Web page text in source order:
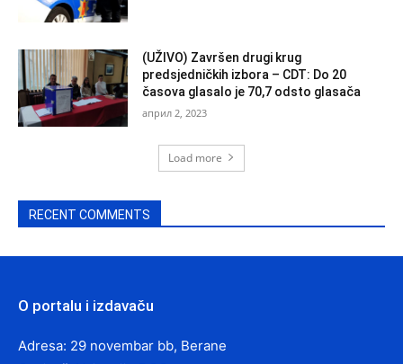
(UŽIVO) Završen drugi krug
predsjedničkih izbora – CDT: Do 20
časova glasalo je 70,7 odsto glasača
април 2, 2023
Load more
RECENT COMMENTS
O portalu i izdavaču
Adresa: 29 novembar bb, Berane